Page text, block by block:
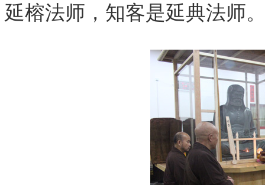
延榕法师，知客是延典法师